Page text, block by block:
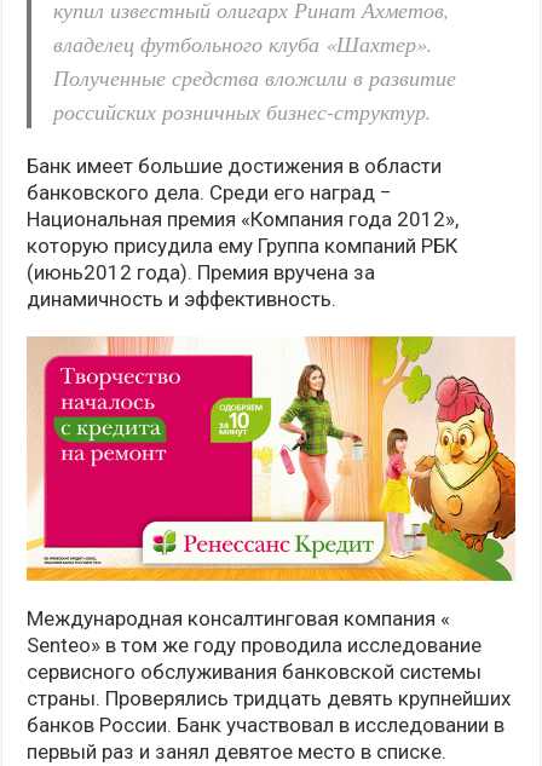
купил известный олигарх Ринат Ахметов,
владелец футбольного клуба «Шахтер».
Полученные средства вложили в развитие
российских розничных бизнес-структур.
Банк имеет большие достижения в области
банковского дела. Среди его наград −
Национальная премия «Компания года 2012»,
которую присудила ему Группа компаний РБК
(июнь2012 года). Премия вручена за
динамичность и эффективность.
Международная консалтинговая компания «
Senteo» в том же году проводила исследование
сервисного обслуживания банковской системы
страны. Проверялись тридцать девять крупнейших
банков России. Банк участвовал в исследовании в
первый раз и занял девятое место в списке.